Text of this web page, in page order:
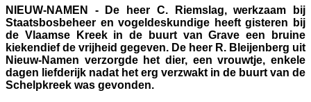
NIEUW-NAMEN - De heer C. Riemslag, werkzaam bij
Staatsbosbeheer en vogeldeskundige heeft gisteren bij
de Vlaamse Kreek in de buurt van Grave een bruine
kiekendief de vrijheid gegeven. De heer R. Bleijenberg uit
Nieuw-Namen verzorgde het dier, een vrouwtje, enkele
dagen liefderijk nadat het erg verzwakt in de buurt van de
Schelpkreek was gevonden.